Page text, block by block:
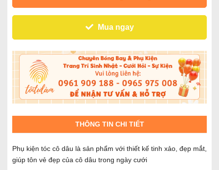
Mua ngay
THÔNG TIN CHI TIẾT
Phụ kiện tóc cô dâu là sản phẩm với thiết kế tinh xảo, đẹp mắt,
giúp tôn vẻ đẹp của cô dâu trong ngày cưới